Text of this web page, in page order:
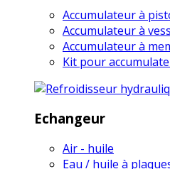
Accumulateur à
Accumulateur à
Accumulateur à
Kit pour
Echangeur
Air - huile
Eau / huile à